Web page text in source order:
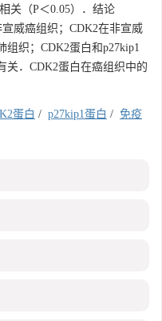
关（P＜0.05）．结论
威癌组织；CDK2在非宣威
组织；CDK2蛋白和p27kip1
关．CDK2蛋白在癌组织中的
蛋白 / p27kip1蛋白 / 免疫